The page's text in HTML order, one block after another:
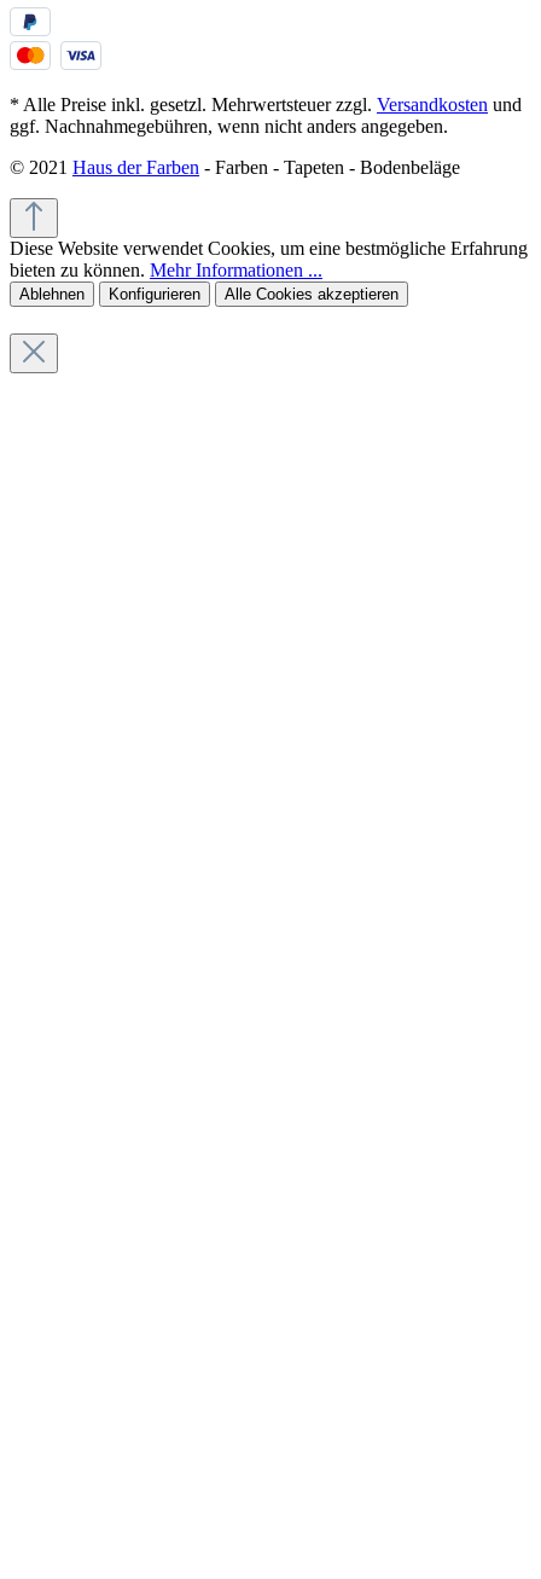
* Alle Preise inkl. gesetzl. Mehrwertsteuer zzgl. Versandkosten und
ggf. Nachnahmegebühren, wenn nicht anders angegeben.
© 2021 Haus der Farben - Farben - Tapeten - Bodenbeläge
Diese Website verwendet Cookies, um eine bestmögliche Erfahrung
bieten zu können. Mehr Informationen ...
Ablehnen Konfigurieren Alle Cookies akzeptieren